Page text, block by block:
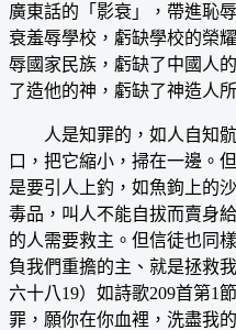
廣東話的「影衰」，帶進恥
衰羞辱學校，虧缺學校的榮
辱國家民族，虧缺了中國人
了造他的神，虧缺了神造人
人是知罪的，如人自知骯
口，把它縮小，掃在一邊。
是要引人上釣，如魚鉤上的
毒品，叫人不能自拔而賣身
的人需要救主。但信徒也同
負我們重擔的主、就是拯救
六十八19）如詩歌209首第1
罪，願你在你血裡，洗盡我